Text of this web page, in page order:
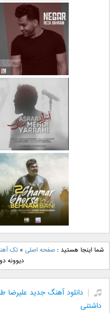
دانلود آلبوم جدید سیروان
خسروی بنام مونولوگ
دانلود آهنگ جدید رضا
بهرام بنام نگار
دانلود آهنگ جدید مهدی
یراحی بنام اسرار
دانلود آهنگ جدید بهنام
بانی بنام قرص قمر 2شما اینجا هستید :صفحه اصلی »تک
دیوونه
دانلود آهنگ جدید
داشتنی